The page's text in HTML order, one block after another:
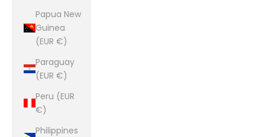
Papua New
Guinea
(EUR €)
Paraguay
(EUR €)
Peru (EUR
€)
Philippines